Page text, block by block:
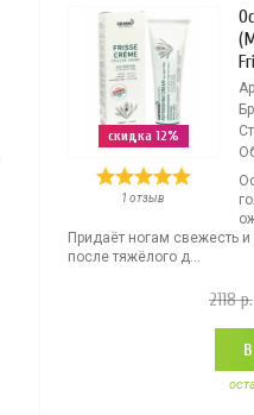
скидка 12%
1 отзыв
Придаёт ногам свежесть
после тяжёлого д...
2118р.